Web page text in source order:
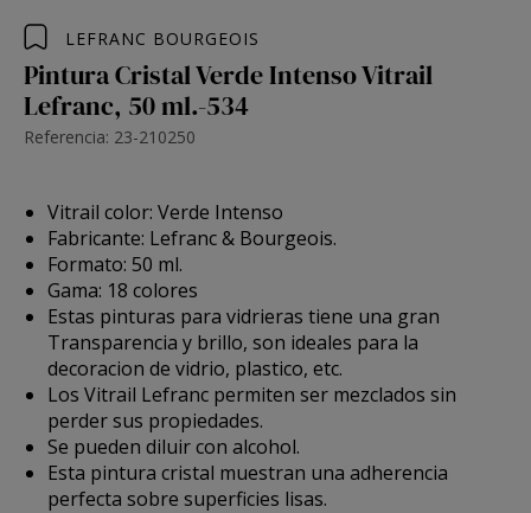
LEFRANC BOURGEOIS
Pintura Cristal Verde Intenso Vitrail
Lefranc, 50 ml.-534
Referencia: 23-210250
Vitrail color: Verde Intenso
Fabricante: Lefranc & Bourgeois.
Formato: 50 ml.
Gama: 18 colores
Estas pinturas para vidrieras tiene una gran
Transparencia y brillo, son ideales para la
decoracion de vidrio, plastico, etc.
Los Vitrail Lefranc permiten ser mezclados sin
perder sus propiedades.
Se pueden diluir con alcohol.
Esta pintura cristal muestran una adherencia
perfecta sobre superficies lisas.